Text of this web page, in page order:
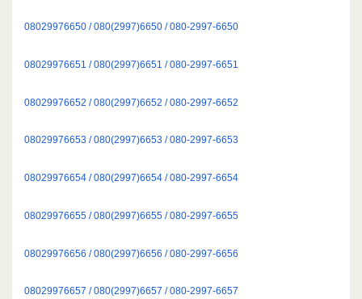
08029976650 / 080(2997)6650 / 080-2997-6650
08029976651 / 080(2997)6651 / 080-2997-6651
08029976652 / 080(2997)6652 / 080-2997-6652
08029976653 / 080(2997)6653 / 080-2997-6653
08029976654 / 080(2997)6654 / 080-2997-6654
08029976655 / 080(2997)6655 / 080-2997-6655
08029976656 / 080(2997)6656 / 080-2997-6656
08029976657 / 080(2997)6657 / 080-2997-6657